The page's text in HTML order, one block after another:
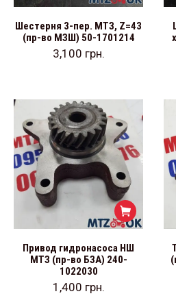
Шестерня 3-пер. МТЗ, Z=43
(пр-во МЗШ) 50-1701214
3,100 грн.
Привод гидронасоса НШ
МТЗ (пр-во БЗА) 240-
1022030
1,400 грн.